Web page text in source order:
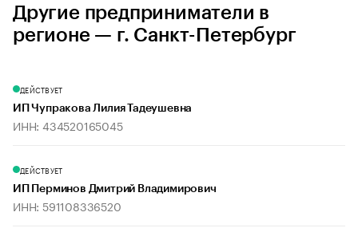
Другие предприниматели в
регионе — г. Санкт-Петербург
ДЕЙСТВУЕТ
ИП Чупракова Лилия Тадеушевна
ИНН: 434520165045
ДЕЙСТВУЕТ
ИП Перминов Дмитрий Владимирович
ИНН: 591108336520